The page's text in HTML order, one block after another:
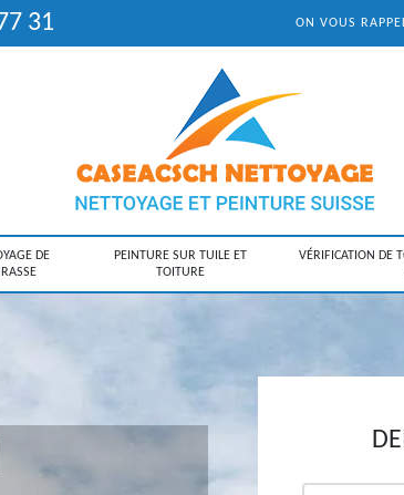
31 ON VOUS
DE
PEINTURE SUR TUILE ET
TOITURE
VÉRIFICATION DE